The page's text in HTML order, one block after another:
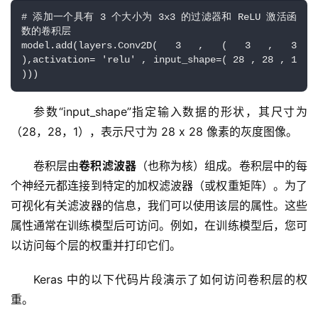
# 添加一个具有 3 个大小为 3x3 的过滤器和 ReLU 激活函
数的卷积层
model.add(layers.Conv2D( 3 , ( 3 , 3
),activation= 'relu' , input_shape=( 28 , 28 , 1
)))
参数“input_shape”指定输入数据的形状，其尺寸为
（28，28，1），表示尺寸为 28 x 28 像素的灰度图像。
卷积层由卷积滤波器（也称为核）组成。卷积层中的每
个神经元都连接到特定的加权滤波器（或权重矩阵）。为了
可视化有关滤波器的信息，我们可以使用该层的属性。这些
属性通常在训练模型后可访问。例如，在训练模型后，您可
以访问每个层的权重并打印它们。
Keras 中的以下代码片段演示了如何访问卷积层的权
重。